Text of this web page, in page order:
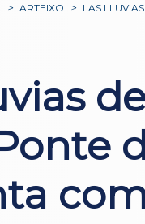
> ARTEIXO > LAS